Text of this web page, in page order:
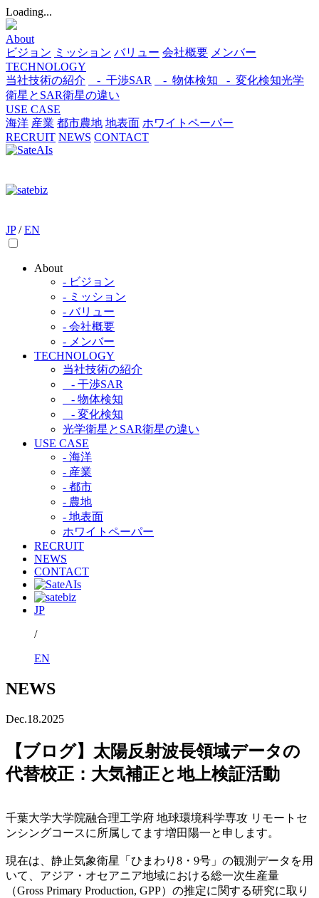
Loading...
About
ビジョン ミッション バリュー 会社概要 メンバー
TECHNOLOGY
当社技術の紹介
- 干渉SAR - 物体検知​ - 変化検知​光学
衛星とSAR衛星の違い
USE CASE
海洋 産業 都市​農地 地表面 ホワイトペーパー
RECRUIT NEWS CONTACT
JP / EN
About
- ビジョン
- ミッション
- バリュー
- 会社概要
- メンバー
TECHNOLOGY
当社技術の紹介​
- 干渉SAR​
- 物体検知​
- 変化検知​
光学衛星とSAR衛星の違い​
USE CASE
- 海洋
- 産業
- 都市​
- 農地
- 地表面
ホワイトペーパー
RECRUIT
NEWS
CONTACT
JP
/
EN
NEWS
Dec.18.2025
【ブログ】太陽反射波長領域データの
代替校正：大気補正と地上検証活動
千葉大学大学院融合理工学府 地球環境科学専攻 リモートセ
ンシングコースに所属してます増田陽一と申します。
現在は、静止気象衛星「ひまわり 8 ・ 9号」の観測データを用
いて、アジア・オセアニア地域における総一次生産量
（Gross Primary Production, GPP）の推定に関する研究に取り